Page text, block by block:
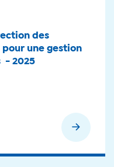
des
pour une gestion
- 2025